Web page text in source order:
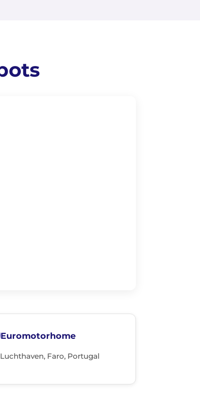
Euromotorhome
Faro, Portugal